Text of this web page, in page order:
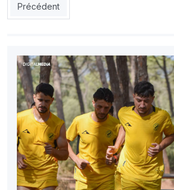
Article précédent : USMH-USC samedi
Précédent